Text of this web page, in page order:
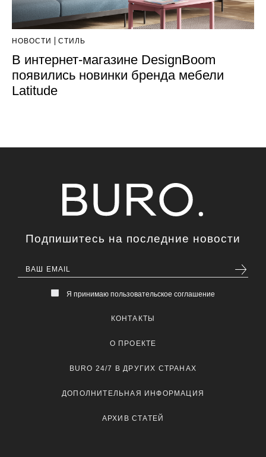
НОВОСТИ СТИЛЬ
В интернет-магазине DesignBoom
появились новинки бренда мебели
Latitude
Подпишитесь на последние новости
Я принимаю пользовательское соглашение
КОНТАКТЫ
О ПРОЕКТЕ
BURO 24/7 В ДРУГИХ СТРАНАХ
ДОПОЛНИТЕЛЬНАЯ ИНФОРМАЦИЯ
АРХИВ СТАТЕЙ